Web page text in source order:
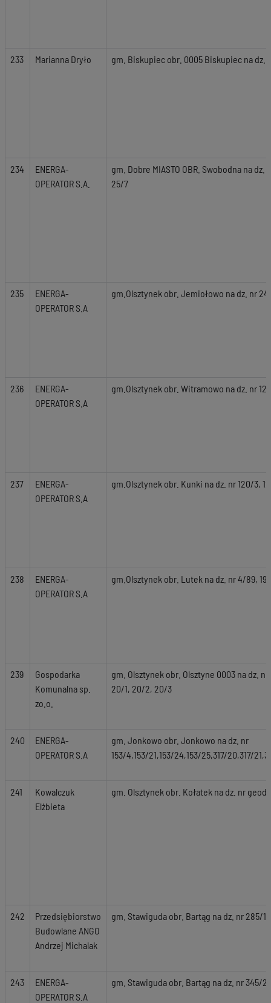
233 Marianna Dryło gm. Biskupiec obr. 0005 Biskupiec na dz.
234
ENERGA-
OPERATOR S.A.
gm. Dobre MIASTO OBR. Swobodna na dz.
25/7
235
ENERGA-
OPERATOR S.A
gm.Olsztynek obr. Jemiołowo na dz. nr
236
ENERGA-
OPERATOR S.A
gm.Olsztynek obr. Witramowo na dz. nr
237
ENERGA-
OPERATOR S.A
gm.Olsztynek obr. Kunki na dz. nr 120/3,
238
ENERGA-
OPERATOR S.A
gm.Olsztynek obr. Lutek na dz. nr 4/89,
239
Gospodarka
Komunalna sp.
zo.o.
gm. Olsztynek obr. Olsztyne 0003 na dz. nr
20/1, 20/2, 20/3
240
ENERGA-
OPERATOR S.A
gm. Jonkowo obr. Jonkowo na dz. nr
153/4,153/21,153/24,153/25,317/20,317/
241
Kowalczuk
Elżbieta
gm. Olsztynek obr. Kołatek na dz. nr geod.
242
Przedsiębiorstwo
Budowlane ANGO
Andrzej Michalak
gm. Stawiguda obr. Bartąg na dz. nr 285/
243
ENERGA-
OPERATOR S.A
gm. Stawiguda obr. Bartąg na dz. nr 345/